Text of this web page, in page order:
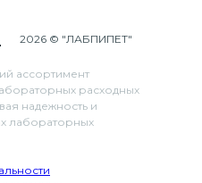
ассортимент
расходных
надежность и
лабораторных
2026 © "ЛАБПИПЕТ"